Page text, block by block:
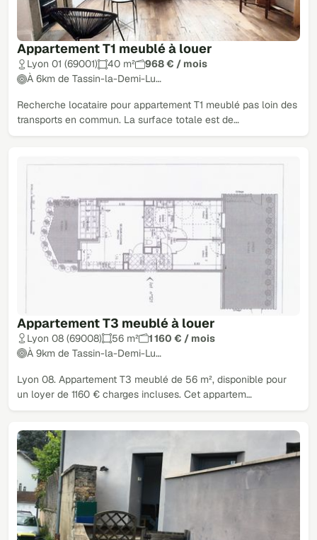
Appartement T1 meublé à louer
Lyon 01 (69001) 40 m²
968 € / mois
À 6km de Tassin-la-Demi-Lu…
Recherche locataire pour appartement T1 meublé pas loin des
transports en commun. La surface totale est de…
Appartement T3 meublé à louer
Lyon 08 (69008) 56 m²
1 160 € / mois
À 9km de Tassin-la-Demi-Lu…
Lyon 08. Appartement T3 meublé de 56 m², disponible pour
un loyer de 1160 € charges incluses. Cet appartem…